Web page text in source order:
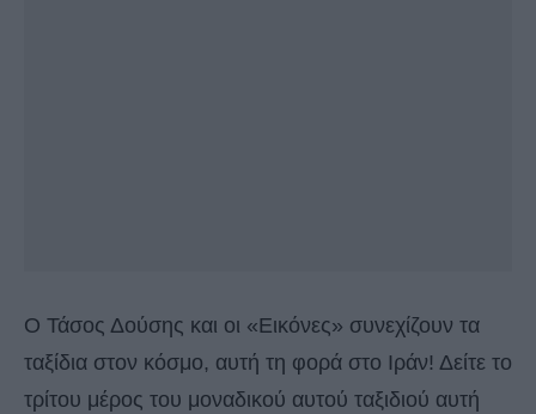
O Τάσος Δούσης και οι «Εικόνες» συνεχίζουν τα
ταξίδια στον κόσμο, αυτή τη φορά στο Ιράν! Δείτε το
τρίτου μέρος του μοναδικού αυτού ταξιδιού αυτή